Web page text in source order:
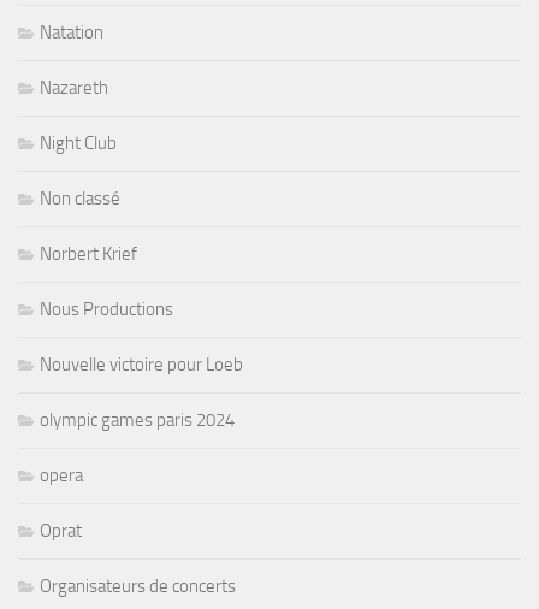
Natation
Nazareth
Night Club
Non classé
Norbert Krief
Nous Productions
Nouvelle victoire pour Loeb
olympic games paris 2024
opera
Oprat
Organisateurs de concerts